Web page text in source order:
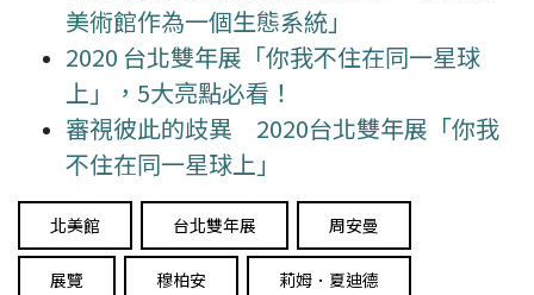
美術館作為一個生態系統」
2020 台北雙年展「你我不住在同一星球
上」，5大亮點必看！
審視彼此的歧異 2020台北雙年展「你我
不住在同一星球上」
北美館 台北雙年展 周安曼
展覽 穆柏安 莉姆．夏迪德